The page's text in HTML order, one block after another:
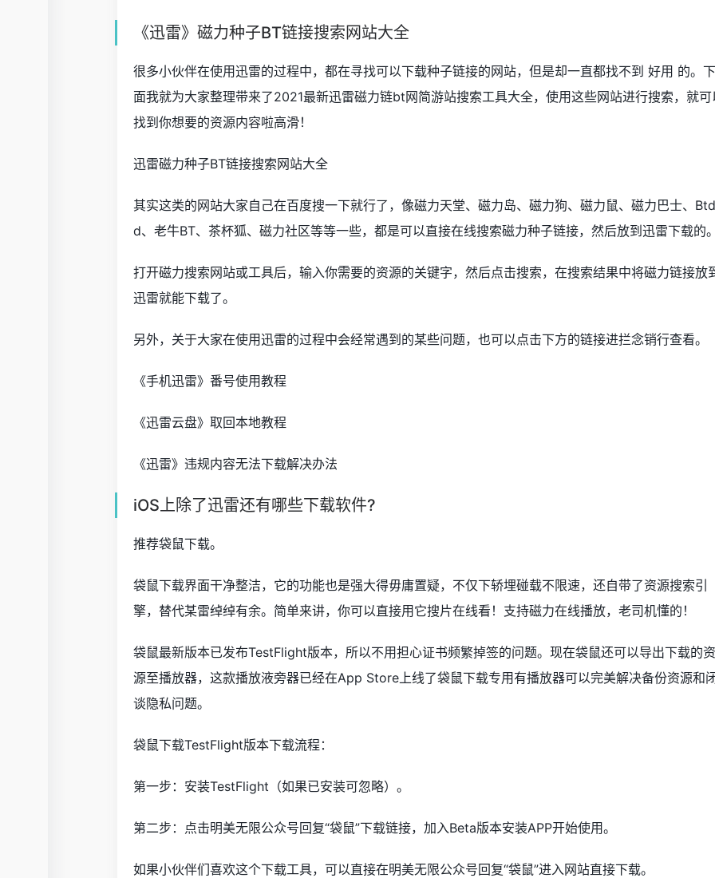
《迅雷》磁力种子BT链接搜索网站大全
很多小伙伴在使用迅雷的过程中，都在寻找可以下载种子链接的网站，但是却一直都找不到 好用 的。下
面我就为大家整理带来了2021最新迅雷磁力链bt网简游站搜索工具大全，使用这些网站进行搜索，就可
找到你想要的资源内容啦高滑！
迅雷磁力种子BT链接搜索网站大全
其实这类的网站大家自己在百度搜一下就行了，像磁力天堂、磁力岛、磁力狗、磁力鼠、磁力巴士、
d、老牛BT、茶杯狐、磁力社区等等一些，都是可以直接在线搜索磁力种子链接，然后放到迅雷下载的
打开磁力搜索网站或工具后，输入你需要的资源的关键字，然后点击搜索，在搜索结果中将磁力链接放
迅雷就能下载了。
另外，关于大家在使用迅雷的过程中会经常遇到的某些问题，也可以点击下方的链接进拦念销行查看。
《手机迅雷》番号使用教程
《迅雷云盘》取回本地教程
《迅雷》违规内容无法下载解决办法
iOS上除了迅雷还有哪些下载软件?
推荐袋鼠下载。
袋鼠下载界面干净整洁，它的功能也是强大得毋庸置疑，不仅下轿埋碰载不限速，还自带了资源搜索引
擎，替代某雷绰绰有余。简单来讲，你可以直接用它搜片在线看！支持磁力在线播放，老司机懂的！
袋鼠最新版本已发布TestFlight版本，所以不用担心证书频繁掉签的问题。现在袋鼠还可以导出下载的资
源至播放器，这款播放液旁器已经在App Store上线了袋鼠下载专用有播放器可以完美解决备份资源和
谈隐私问题。
袋鼠下载TestFlight版本下载流程：
第一步：安装TestFlight（如果已安装可忽略）。
第二步：点击明美无限公众号回复“袋鼠”下载链接，加入Beta版本安装APP开始使用。
如果小伙伴们喜欢这个下载工具，可以直接在明美无限公众号回复“袋鼠”进入网站直接下载。